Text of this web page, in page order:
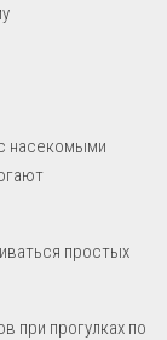
насекомыми
простых
при прогулках по